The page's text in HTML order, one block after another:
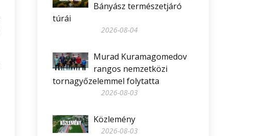
Bányász természetjáró
túrái
2026-08-04
Murad Kuramagomedov
rangos nemzetközi
tornagyőzelemmel folytatta
2026-08-03
Közlemény
2026-08-03